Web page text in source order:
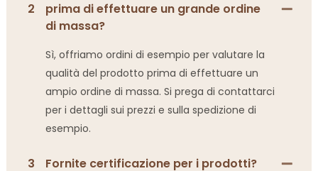
2
prima di effettuare un grande ordine
di massa?
Sì, offriamo ordini di esempio per valutare la
qualità del prodotto prima di effettuare un
ampio ordine di massa. Si prega di contattarci
per i dettagli sui prezzi e sulla spedizione di
esempio.
3 Fornite certificazione per i prodotti?